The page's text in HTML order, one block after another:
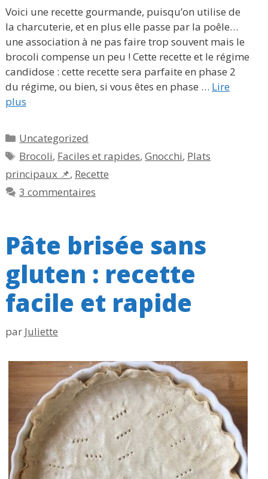
Voici une recette gourmande, puisqu’on utilise de
la charcuterie, et en plus elle passe par la poêle…
une association à ne pas faire trop souvent mais le
brocoli compense un peu ! Cette recette et le régime
candidose : cette recette sera parfaite en phase 2
du régime, ou bien, si vous êtes en phase … Lire
plus
Catégories
Uncategorized
Étiquettes
Brocoli, Faciles et rapides,Gnocchi, Plats
principaux 📌, Recette
3 commentaires
Pâte brisée sans
gluten : recette
facile et rapide
par Juliette